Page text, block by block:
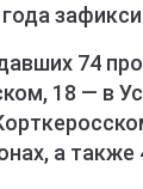
74
18 — в
а также